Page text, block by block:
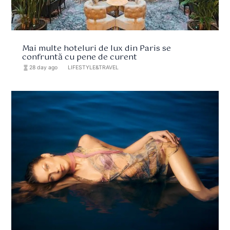
Mai multe hoteluri de lux din Paris se
confruntă cu pene de curent
hourglass_full 28 day ago LIFESTYLE&TRAVEL